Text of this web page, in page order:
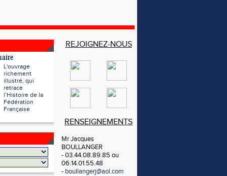
L'ouvrage
richement
illustré, qui
retrace
l’Histoire de la
Fédération
Française
REJOIGNEZ-NOUS
RENSEIGNEMENTS
Mr Jacques
BOULLANGER
- 03.44.08.89.85 ou
06.14.01.55.48
- boullangerj@aol.com